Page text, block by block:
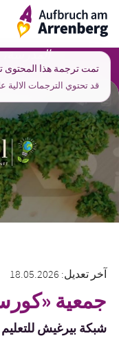
Skip
content
ArrenbergApp
المدرسة،
آخر تعديل: 18.05.2026
جمعية «كورس
شبكة بيرغيش
تمت ترجمة هذا المحتوى
قد تحتوي الترجمات الالية